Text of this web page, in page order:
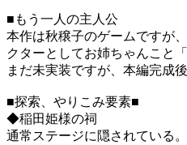
■もう一人の主人公
本作は秋穣子のゲームですが
クターとしてお姉ちゃんこと
まだ未実装ですが、本編完成
■探索、やりこみ要素■
◆稲田姫様の祠
通常ステージに隠されている。